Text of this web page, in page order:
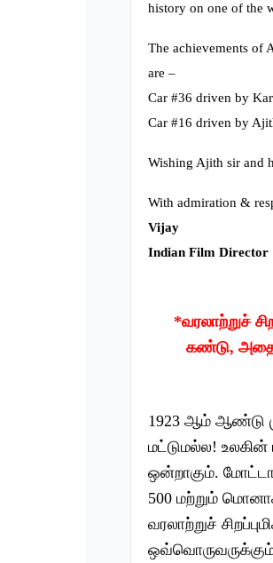
history on one of the
The achievements of
are –
Car #36 driven by
Car #16 driven by
Wishing Ajith sir and
With admiration &
Vijay
Indian Film Director
*வரலாற்றுச்
கண்டு, அதை
1923 ஆம் ஆண்டு
மட்டுமல்ல! உலகின்
ஒன்றாகும்.
500 மற்றும்
வரலாற்றுச்